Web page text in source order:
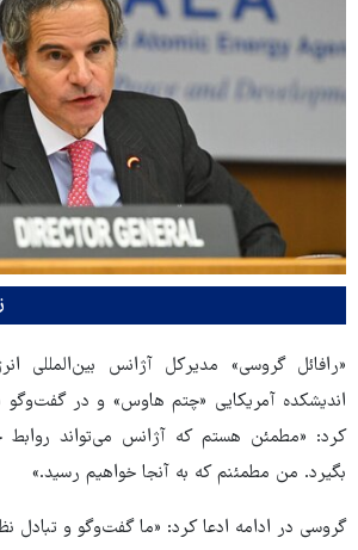
«رافائل گروسی» مدیرکل آژانس بین‌المللی
اندیشکده آمریکایی «چتم هاوس» و در گفت‌وگو
کرد: «مطمئن هستم که آژانس می‌تواند روابط
بگیرد. من مطمئنم که به آنجا خواهیم رسید.»
گروسی در ادامه ادعا کرد: «ما گفت‌وگو و تبادل